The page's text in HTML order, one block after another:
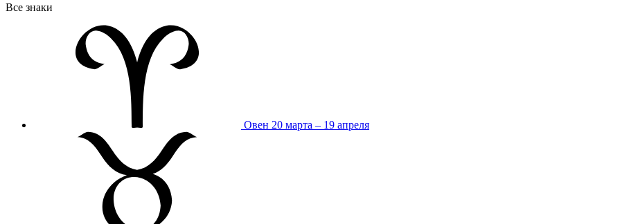
Все знаки
Овен 20 марта – 19 апреля